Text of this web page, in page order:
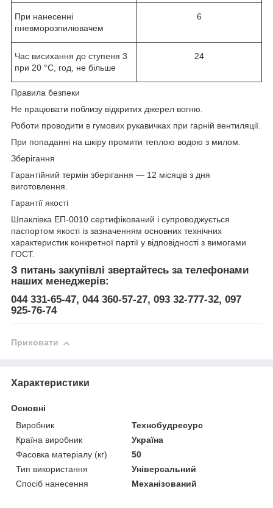
При нанесенні
пневморозпилювачем
6
Час висихання до ступеня 3
при 20 °С, год, не більше
24
Правила безпеки
Не працювати поблизу відкритих джерел вогню.
Роботи проводити в гумових рукавичках при гарній вентиляції.
При попаданні на шкіру промити теплою водою з милом.
Зберігання
Гарантійний термін зберігання — 12 місяців з дня
виготовлення.
Гарантії якості
Шпаклівка ЕП-0010 сертифікований і супроводжується
паспортом якості із зазначенням основних технічних
характеристик конкретної партії у відповідності з вимогами
ГОСТ.
З питань закупівлі звертайтесь за телефонами
наших менеджерів:
044 331-65-47, 044 360-57-27, 093 32-777-32, 097
925-76-74
Приховати
Характеристики
Основні
Виробник
Технобудресурс
Країна виробник
Україна
Фасовка матеріалу (кг)
50
Тип використання
Універсальний
Спосіб нанесення
Механізований